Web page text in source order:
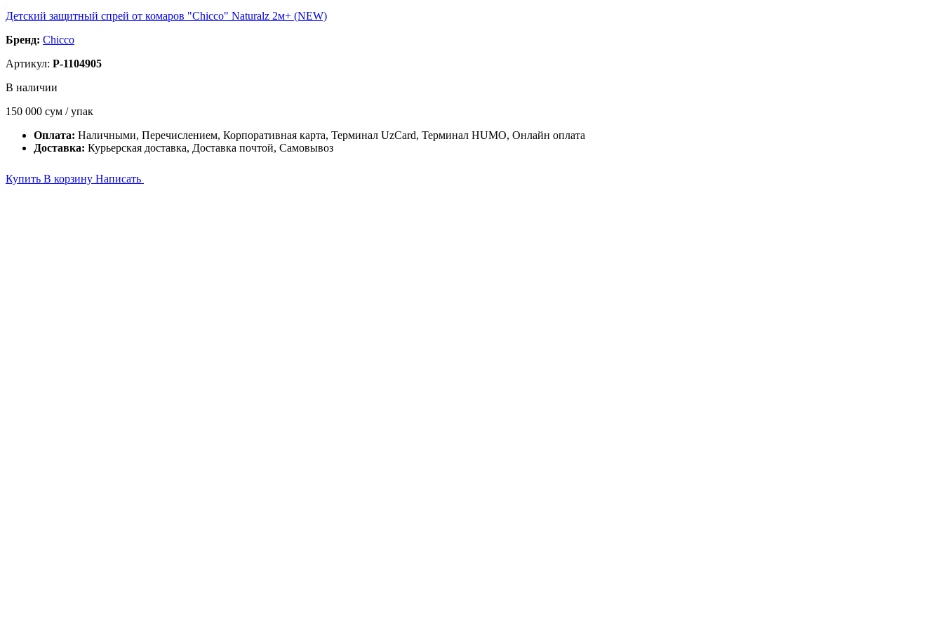
Детский защитный спрей от комаров "Chicco" Naturalz 2м+ (NEW)
Бренд: Chicco
Артикул: P-1104905
В наличии
150 000 сум / упак
Оплата: Наличными, Перечислением, Корпоративная карта, Терминал UzCard, Терминал HUMO, Онлайн оплата
Доставка: Курьерская доставка, Доставка почтой, Самовывоз
Купить В корзину Написать